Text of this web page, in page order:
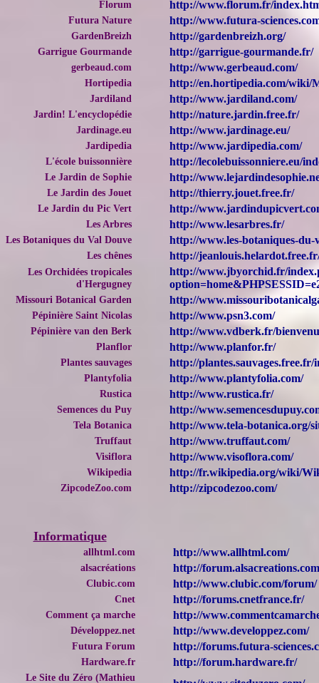
Florum http://www.florum.fr/
Futura Nature http://www.futura-
GardenBreizh http://gardenbreizh.org/
Garrigue Gourmande http://garrigue-gourmande.fr/
gerbeaud.com http://www.gerbeaud.com/
Hortipedia http://en.hortipedia.com/wiki/
Jardiland http://www.jardiland.com/
Jardin! L'encyclopédie http://nature.jardin.free.fr/
Jardinage.eu http://www.jardinage.eu/
Jardipedia http://www.jardipedia.com/
L'école buissonnière http://lecolebuissonniere.eu/
Le Jardin de Sophie http://
Le Jardin des Jouet http://thierry.jouet.free.fr/
Le Jardin du Pic Vert http://
Les Arbres http://www.lesarbres.fr/
Les Botaniques du Val Douve http://www.les-botaniques-du-
Les chênes http://
Les Orchidées tropicales
d'Hergugney
http://www.jbyorchid.fr/
Missouri Botanical Garden http://
Pépinière Saint Nicolas http://www.psn3.com/
Pépinière van den Berk http://www.vdberk.fr/
Planflor http://www.planfor.fr/
Plantes sauvages http://plantes.sauvages.free.fr/
Plantyfolia http://www.plantyfolia.com/
Rustica http://www.rustica.fr/
Semences du Puy http://
Tela Botanica http://www.tela-botanica.org/
Truffaut http://www.truffaut.com/
Visiflora http://www.visoflora.com/
Wikipedia http://fr.wikipedia.org/wiki/
ZipcodeZoo.com http://zipcodezoo.com/
Informatique
allhtml.com http://www.allhtml.com/
alsacréations http://
Clubic.com http://www.clubic.com/forum/
Cnet http://forums.cnetfrance.fr/
Comment ça marche http://
Développez.net http://www.developpez.com/
Futura Forum http://forums.futura-
Hardware.fr http://forum.hardware.fr/
Le Site du Zéro (Mathieu